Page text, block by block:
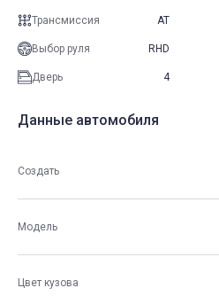
Трансмиссия AT
Выбор руля RHD
Дверь 4
Данные автомобиля
Создать
Модель
Цвет кузова